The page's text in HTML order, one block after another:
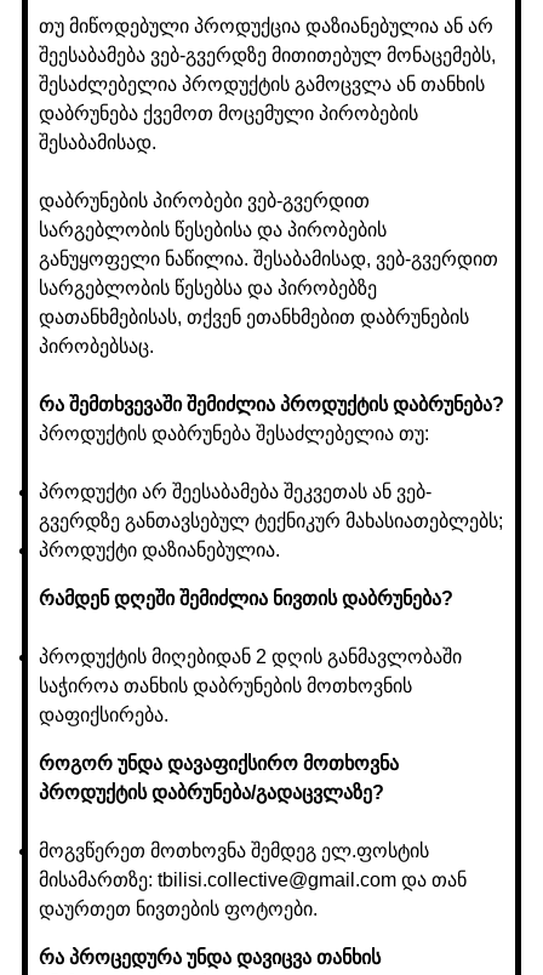
თუ მიწოდებული პროდუქცია დაზიანებულია ან არ
შეესაბამება ვებ-გვერდზე მითითებულ მონაცემებს,
შესაძლებელია პროდუქტის გამოცვლა ან თანხის
დაბრუნება ქვემოთ მოცემული პირობების
შესაბამისად.
დაბრუნების პირობები ვებ-გვერდით
სარგებლობის წესებისა და პირობების
განუყოფელი ნაწილია. შესაბამისად, ვებ-გვერდით
სარგებლობის წესებსა და პირობებზე
დათანხმებისას, თქვენ ეთანხმებით დაბრუნების
პირობებსაც.
რა შემთხვევაში შემიძლია პროდუქტის დაბრუნება?
პროდუქტის დაბრუნება შესაძლებელია თუ:
პროდუქტი არ შეესაბამება შეკვეთას ან ვებ-
გვერდზე განთავსებულ ტექნიკურ მახასიათებლებს;
პროდუქტი დაზიანებულია.
რამდენ დღეში შემიძლია ნივთის დაბრუნება?
პროდუქტის მიღებიდან 2 დღის განმავლობაში
საჭიროა თანხის დაბრუნების მოთხოვნის
დაფიქსირება.
როგორ უნდა დავაფიქსირო მოთხოვნა
პროდუქტის დაბრუნება/გადაცვლაზე?
მოგვწერეთ მოთხოვნა შემდეგ ელ.ფოსტის
მისამართზე: tbilisi.collective@gmail.com და თან
დაურთეთ ნივთების ფოტოები.
რა პროცედურა უნდა დავიცვა თანხის